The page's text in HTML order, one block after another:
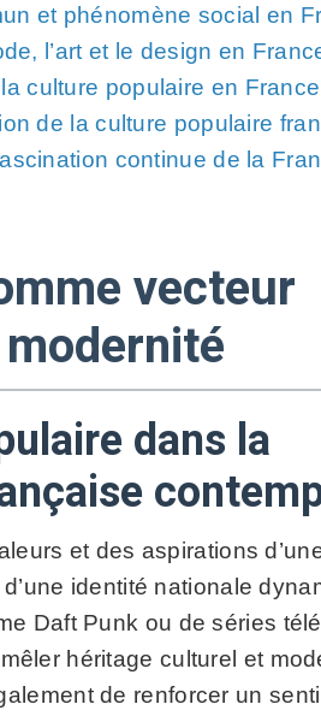
et phénomène social en
l’art et le design en
culture populaire en France
de la culture populaire
continue de la
vecteur
dans la
et des aspirations
identité nationale
Daft Punk ou de séries
héritage culturel et
de renforcer un